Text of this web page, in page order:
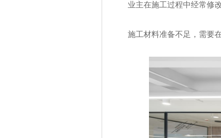
业主在施工过程中经常修改
施工材料准备不足，需要在